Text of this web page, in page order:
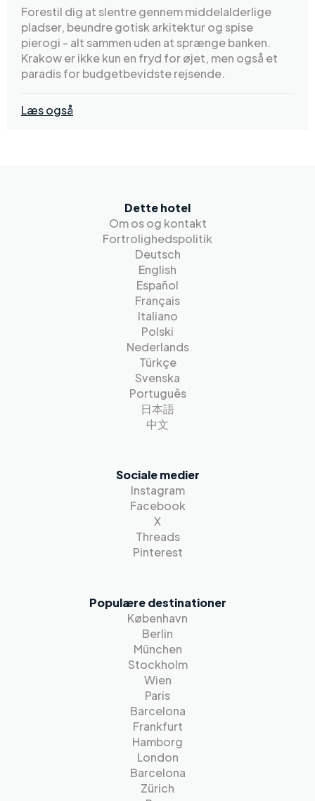
Forestil dig at slentre gennem middelalderlige
pladser, beundre gotisk arkitektur og spise
pierogi - alt sammen uden at sprænge banken.
Krakow er ikke kun en fryd for øjet, men også et
paradis for budgetbevidste rejsende.
Læs også
Dette hotel
Om os og kontakt
Fortrolighedspolitik
Deutsch
English
Español
Français
Italiano
Polski
Nederlands
Türkçe
Svenska
Português
日本語
中文
Sociale medier
Instagram
Facebook
X
Threads
Pinterest
Populære destinationer
København
Berlin
München
Stockholm
Wien
Paris
Barcelona
Frankfurt
Hamborg
London
Barcelona
Zürich